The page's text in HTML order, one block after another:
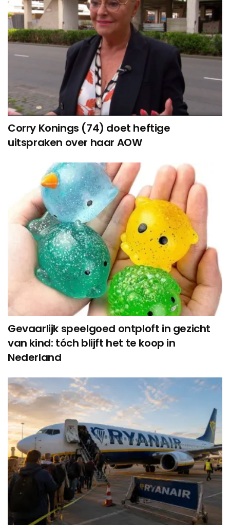
Corry Konings (74) doet heftige
uitspraken over haar AOW
Gevaarlijk speelgoed ontploft in gezicht
van kind: tóch blijft het te koop in
Nederland